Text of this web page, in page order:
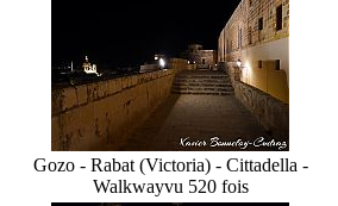
Gozo - Rabat (Victoria) - Cittadella -
Walkwayvu 520 fois